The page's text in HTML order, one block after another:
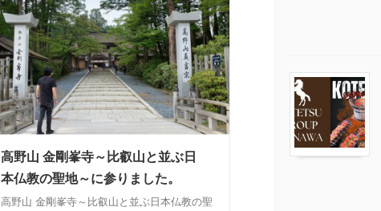
高野山 金剛峯寺～比叡山と並ぶ日
本仏教の聖地～に参りました。
高野山 金剛峯寺～比叡山と並ぶ日本仏教の聖